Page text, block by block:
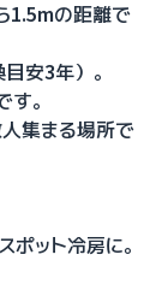
1.5mの距離で
安3年）。
。
集まる場所で
ット冷房に。